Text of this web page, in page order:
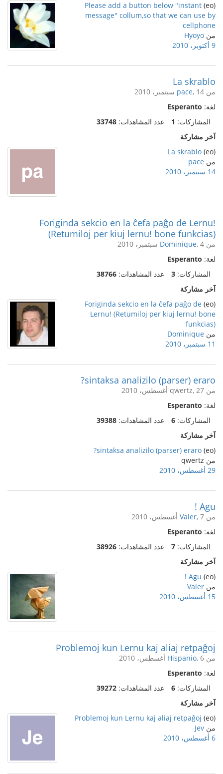
(eo)
Please add a button below "instant
message" collum,so that we can use by
cellphone
من Hyoyo
9 أكتوبر، 2010
La skrablo
من pace, 14 سبتمبر، 2010
لغة: Esperanto
المشاركات: 1 عدد المشاهدات: 33748
آخر مشاركة
(eo)
La skrablo
من pace
14 سبتمبر، 2010
Foriginda sekcio en la ĉefa paĝo de Lernu!
(Retumiloj per kiuj lernu! bone funkcias)
من Dominique, 4 سبتمبر، 2010
لغة: Esperanto
المشاركات: 3 عدد المشاهدات: 38766
آخر مشاركة
(eo)
Foriginda sekcio en la ĉefa paĝo de
Lernu! (Retumiloj per kiuj lernu! bone
funkcias)
من Dominique
11 سبتمبر، 2010
sintaksa analizilo (parser) eraro?
من qwertz, 27 أغسطس، 2010
لغة: Esperanto
المشاركات: 6 عدد المشاهدات: 39388
آخر مشاركة
(eo)
sintaksa analizilo (parser) eraro?
من qwertz
29 أغسطس، 2010
Agu !
من Valer, 7 أغسطس، 2010
لغة: Esperanto
المشاركات: 7 عدد المشاهدات: 38926
آخر مشاركة
(eo)
Agu !
من Valer
15 أغسطس، 2010
Problemoj kun Lernu kaj aliaj retpaĝoj
من Hispanio, 6 أغسطس، 2010
لغة: Esperanto
المشاركات: 6 عدد المشاهدات: 39272
آخر مشاركة
(eo)
Problemoj kun Lernu kaj aliaj retpaĝoj
من Jev
6 أغسطس، 2010